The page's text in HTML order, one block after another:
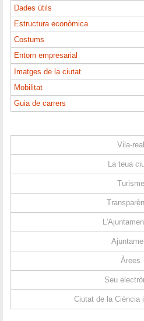
Dades útils
Estructura econòmica
Costums
Entorn empresarial
Imatges de la ciutat
Mobilitat
Guia de carrers
Vila-real
La teua
Turisme
Àrees
Seu
Ciutat de la Ciència